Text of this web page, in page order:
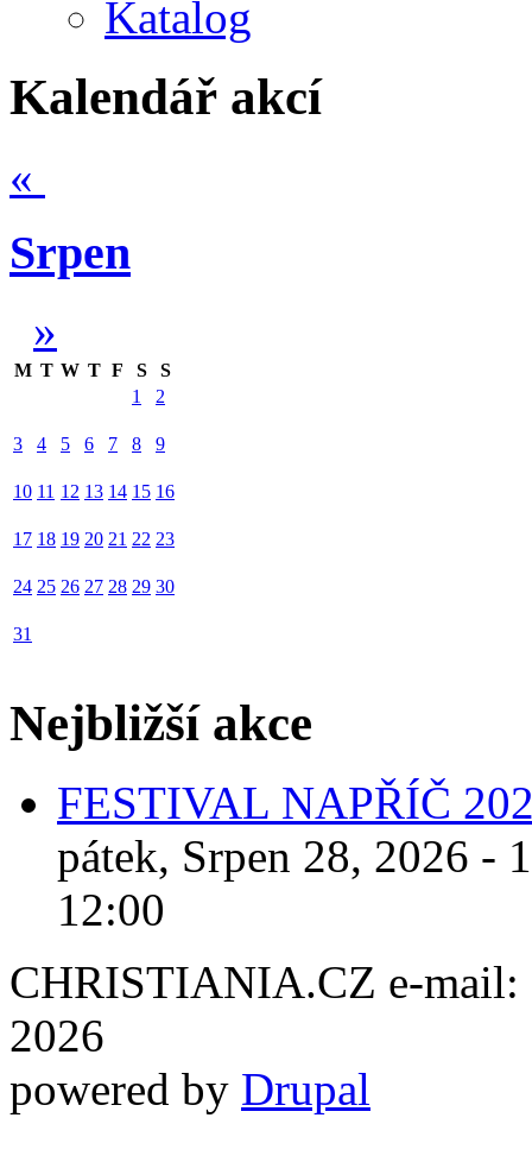
Katalog
Kalendář akcí
«
Srpen
»
M T W T F S
S
1
2
3 4 5 6 7 8 9
10 11 12 13 14 15 16
17 18 19 20 21 22 23
24 25 26 27 28 29 30
31
Nejbližší akce
FESTIVAL NAPŘÍČ
pátek, Srpen 28, 2026 -
12:00
CHRISTIANIA.CZ e-mail:
2026
powered by Drupal